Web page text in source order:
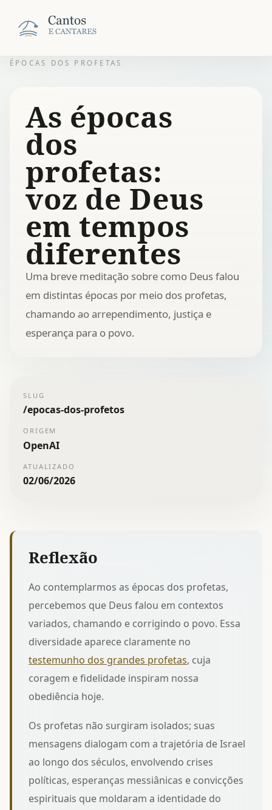
ÉPOCAS DOS PROFETAS
As épocas
dos
profetas:
voz de Deus
em tempos
diferentes
Uma breve meditação sobre como Deus falou
em distintas épocas por meio dos profetas,
chamando ao arrependimento, justiça e
esperança para o povo.
SLUG
/epocas-dos-profetos
ORIGEM
OpenAI
ATUALIZADO
02/06/2026
Reflexão
Ao contemplarmos as épocas dos profetas,
percebemos que Deus falou em contextos
variados, chamando e corrigindo o povo. Essa
diversidade aparece claramente no
testemunho dos grandes profetas, cuja
coragem e fidelidade inspiram nossa
obediência hoje.
Os profetas não surgiram isolados; suas
mensagens dialogam com atrajetória de Israel
ao longo dos séculos, envolvendo crises
políticas, esperanças messiânicas e convicções
espirituais que moldaram a identidade do